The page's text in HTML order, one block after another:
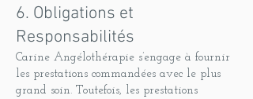
6. Obligations et
Responsabilités
Carine Angélothérapie s’engage à fournir
les prestations commandées avec le plus
grand soin. Toutefois, les prestations